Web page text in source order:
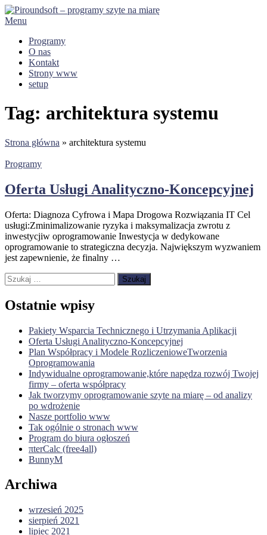
Przejdź
do
Menu
Programy
O nas
Kontakt
Strony www
setup
Tag: architektura systemu
Strona główna » architektura systemu
Programy
Oferta Usługi Analityczno-Koncepcyjnej
Oferta: Diagnoza Cyfrowa i Mapa Drogowa Rozwiązania IT Cel
usługi:Zminimalizowanie ryzyka i maksymalizacja zwrotu z
inwestycjiw oprogramowanie Inwestycja w dedykowane
oprogramowanie to strategiczna decyzja. Największym wyzwaniem
jest zapewnienie, że finalny …
Szukaj:
Ostatnie wpisy
Pakiety Wsparcia Technicznego i Utrzymania Aplikacji
Oferta Usługi Analityczno-Koncepcyjnej
Plan Współpracy i Modele RozliczenioweTworzenia
Oprogramowania
Indywidualne oprogramowanie,które napędza rozwój Twojej
firmy – oferta współpracy
Jak tworzymy oprogramowanie szyte na miarę – od analizy
po wdrożenie
Nasze portfolio www
Tak ogólnie o stronach www
Program do biura ogłoszeń
πterCalc (free4all)
BunnyM
Archiwa
wrzesień 2025
sierpień 2021
lipiec 2021